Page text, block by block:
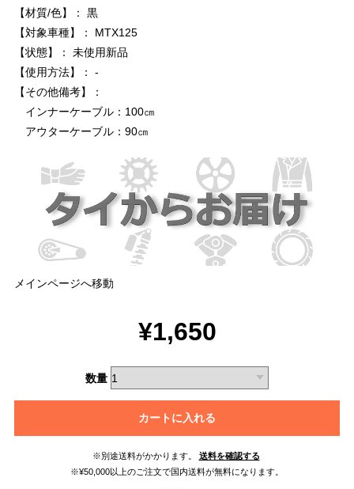
【材質/色】： 黒
【対象車種】： MTX125
【状態】： 未使用新品
【使用方法】： -
【その他備考】：
インナーケーブル：100㎝
アウターケーブル：90㎝
メインページへ移動
¥1,650
数量
カートに入れる
※別途送料がかかります。
送料を確認する
※¥50,000以上のご注文で国内送料が無料になります。